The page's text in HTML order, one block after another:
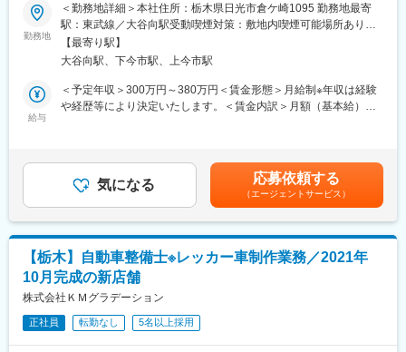
▼店長※3～4年目安にしっかりスキルを付けた上で店長を目指し
ていきます。責任者として店舗運営・管理を担当いただきます。
※店長以降のキャリアはエリアMGR、管理部門、FC店のオーナー
として独立など様々なキャリアがございます。
＜独立支援制度あり★＞
フランチャイズ店舗オーナーとして「経営者」になることも！す
・有給取得日数は平均8.3日！連休取りやすく、年に何回も旅行に
行っている店長などもいます。
・従業員数は店舗平均16名で学べる＆無理なく働ける環境！「平
均勤続年数は11.3年」で「離職率1桁」の安定就業が叶う環境です
◎
■王将の「独自の研修制度」でスキルアップ！
●王将調理道場：調理技術や知識向上の研修です。調理師免許取得
の補助もあり、学びながら資格・スキルを身につけられます。
■業務内容：
設立当初より、輸入車の販売を強みを持った運営をしており、特
に輸入車購入時に重要である故障時のアフターサービスを充実さ
せるなど強みを生かした運営を進めている当社にて板金・塗装担
当として業務に従事していただきます。
＜具体的には＞
・国産から輸入車まで様々な車種の鈑金・塗装業務をお願いしま
だきます。
■配属部署：
となります。
■当社の特徴：
応じた設備も充実しており、
簡単な修理から板金加工まで幅広く対応できる体制から顧客に支
勤務地
＜勤務地詳細＞本社住所：栃木県日光市倉ケ崎1095 勤務地最寄
駅：東武線／大谷向駅受動喫煙対策：敷地内喫煙可能場所あり変
更の範囲：会社の定める事業所
【最寄り駅】
大谷向駅、下今市駅、上今市駅
給与
＜予定年収＞300万円～380万円＜賃金形態＞月給制※年収は経験
や経歴等により決定いたします。＜賃金内訳＞月額（基本給）：
安の金額であり、選考を通じて上下する可能性があります。月給
(月額)は固定手当を含めた表記です。
気になる 応募依頼する
（エージェントサービス）
【栃木】自動車整備士※レッカー車制作業務／2021年
10月完成の新店舗
株式会社ＫＭグラデーション
正社員 転勤なし 5名以上採用